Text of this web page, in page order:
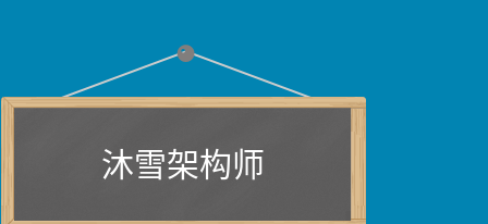
沐雪架构师